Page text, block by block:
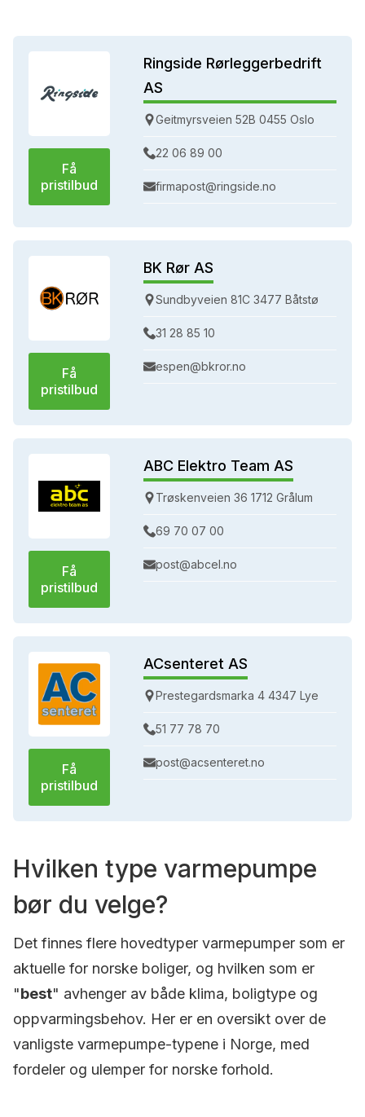
Få
pristilbud
Ringside Rørleggerbedrift
AS
Geitmyrsveien 52B 0455 Oslo
22 06 89 00
firmapost@ringside.no
Få
pristilbud
BK Rør AS
Sundbyveien 81C 3477 Båtstø
31 28 85 10
espen@bkror.no
Få
pristilbud
ABC Elektro Team AS
Trøskenveien 36 1712 Grålum
69 70 07 00
post@abcel.no
Få
pristilbud
ACsenteret AS
Prestegardsmarka 4 4347 Lye
51 77 78 70
post@acsenteret.no
Hvilken type varmepumpe
bør du velge?
Det finnes flere hovedtyper varmepumper som er
aktuelle for norske boliger, og hvilken som er
"best" avhenger av både klima, boligtype og
oppvarmingsbehov. Her er en oversikt over de
vanligste varmepumpe-typene i Norge, med
fordeler og ulemper for norske forhold.